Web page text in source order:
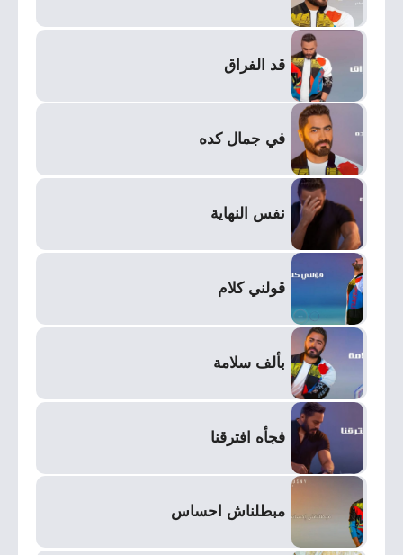
قد الفراق
في جمال كده
نفس النهاية
قولني كلام
بألف سلامة
فجأه افترقنا
مبطلناش احساس